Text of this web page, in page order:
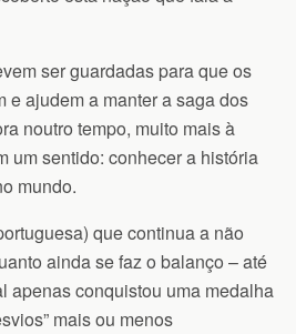
ser guardadas para que os
e ajudem a manter a saga dos
noutro tempo, muito mais à
um sentido: conhecer a história
mundo.
que continua a não
ainda se faz o balanço – até
apenas conquistou uma medalha
mais ou menos